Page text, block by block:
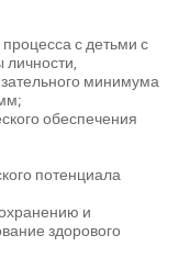
с детьми с
минимума
обеспечения
потенциала
и
здорового